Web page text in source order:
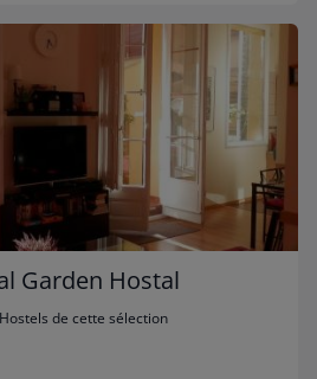
Garden Hostal
de cette sélection